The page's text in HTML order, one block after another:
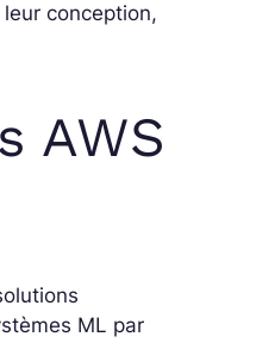
conception,
AWS
ML par